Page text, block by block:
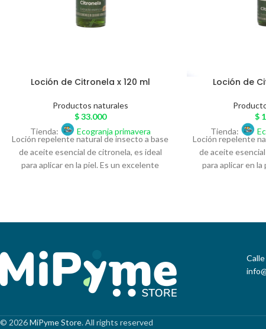
Loción de Citronela x 120 ml
Productos naturales
$33.000
Tienda:
Ecogranja primavera
Loción repelente natural de insecto a base
de aceite esencial de citronela, es ideal
para aplicar en la piel. Es un excelente
Loción de
$
Tienda:
Loción repelente
de aceite
para aplicar en
© 2026MiPyme Store. All rights reserved